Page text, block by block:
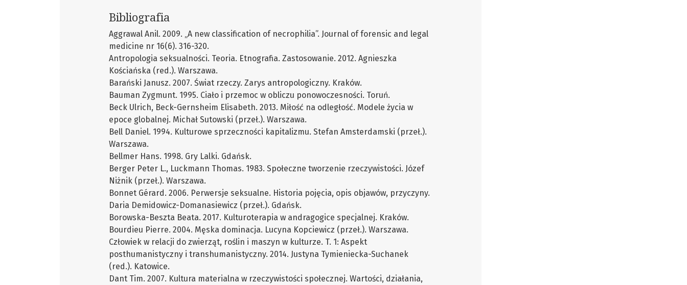
Bibliografia
Aggrawal Anil. 2009. „A new classification of necrophilia”. Journal of forensic and legal
medicine nr 16(6). 316-320.
Antropologia seksualności. Teoria. Etnografia. Zastosowanie. 2012. Agnieszka
Kościańska (red.). Warszawa.
Barański Janusz. 2007. Świat rzeczy. Zarys antropologiczny. Kraków.
Bauman Zygmunt. 1995. Ciało i przemoc w obliczu ponowoczesności. Toruń.
Beck Ulrich, Beck-Gernsheim Elisabeth. 2013. Miłość na odległość. Modele życia w
epoce globalnej. Michał Sutowski (przeł.). Warszawa.
Bell Daniel. 1994. Kulturowe sprzeczności kapitalizmu. Stefan Amsterdamski (przeł.).
Warszawa.
Bellmer Hans. 1998. Gry Lalki. Gdańsk.
Berger Peter L., Luckmann Thomas. 1983. Społeczne tworzenie rzeczywistości. Józef
Niżnik (przeł.). Warszawa.
Bonnet Gérard. 2006. Perwersje seksualne. Historia pojęcia, opis objawów, przyczyny.
Daria Demidowicz-Domanasiewicz (przeł.). Gdańsk.
Borowska-Beszta Beata. 2017. Kulturoterapia w andragogice specjalnej. Kraków.
Bourdieu Pierre. 2004. Męska dominacja. Lucyna Kopciewicz (przeł.). Warszawa.
Człowiek w relacji do zwierząt, roślin i maszyn w kulturze. T. 1: Aspekt
posthumanistyczny i transhumanistyczny. 2014. Justyna Tymieniecka-Suchanek
(red.). Katowice.
Dant Tim. 2007. Kultura materialna w rzeczywistości społecznej. Wartości, działania,